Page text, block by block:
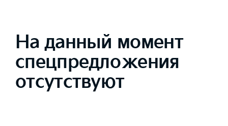
На данный момент
спецпредложения
отсутствуют